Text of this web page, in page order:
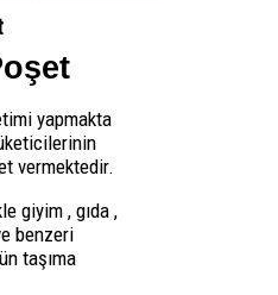
yapmakta
vermektedir.
giyim , gıda ,
benzeri
taşıma